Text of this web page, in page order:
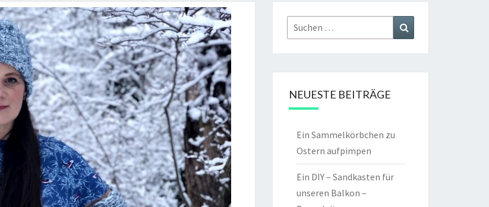
Suchen
nach:
NEUESTE BEITRÄGE
Ein Sammelkörbchen zu
Ostern aufpimpen
Ein DIY – Sandkasten für
unseren Balkon –